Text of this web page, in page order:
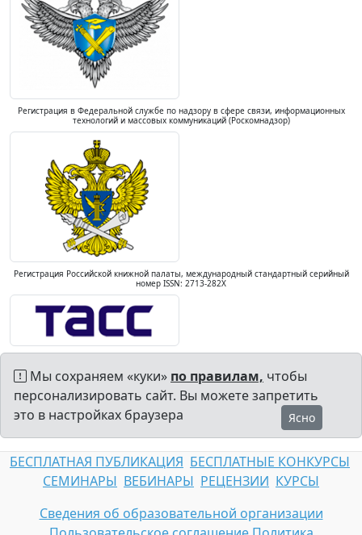
Регистрация в Федеральной службе по надзору в сфере связи, информационных
технологий и массовых коммуникаций (Роскомнадзор)
Регистрация Российской книжной палаты, международный стандартный серийный
номер ISSN: 2713-282X
Мы сохраняем «куки» по правилам, чтобы
персонализировать сайт. Вы можете запретить
это в настройках браузера
Ясно
БЕСПЛАТНАЯ ПУБЛИКАЦИЯ БЕСПЛАТНЫЕ КОНКУРСЫ
СЕМИНАРЫ ВЕБИНАРЫ РЕЦЕНЗИИ КУРСЫ
Сведения об образовательной организации